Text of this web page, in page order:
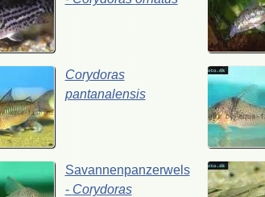
Corydoras
pantanalensis
Savannenpanzerwels
- Corydoras